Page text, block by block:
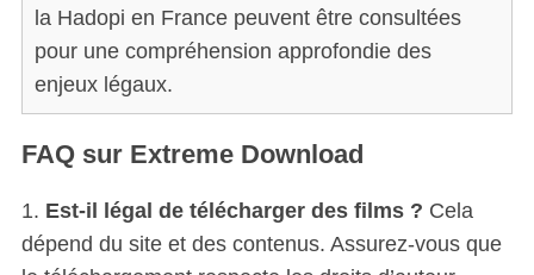
la Hadopi en France peuvent être consultées
pour une compréhension approfondie des
enjeux légaux.
FAQ sur Extreme Download
1. Est-il légal de télécharger des films ? Cela
dépend du site et des contenus. Assurez-vous que